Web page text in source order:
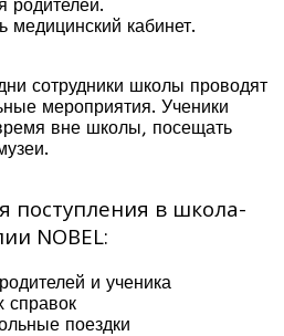
родителей.
медицинский кабинет.
сотрудники школы проводят
мероприятия. Ученики
вне школы, посещать
поступления в школа-
NOBEL:
и ученика
справок
поездки